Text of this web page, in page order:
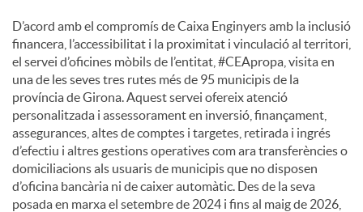
D’acord amb el compromís de Caixa Enginyers amb la inclusió
financera, l’accessibilitat i la proximitat i vinculació al territori,
el servei d’oficines mòbils de l’entitat, #CEApropa, visita en
una de les seves tres rutes més de 95 municipis de la
província de Girona. Aquest servei ofereix atenció
personalitzada i assessorament en inversió, finançament,
assegurances, altes de comptes i targetes, retirada i ingrés
d’efectiu i altres gestions operatives com ara transferències o
domiciliacions als usuaris de municipis que no disposen
d’oficina bancària ni de caixer automàtic. Des de la seva
posada en marxa el setembre de 2024 i fins al maig de 2026,